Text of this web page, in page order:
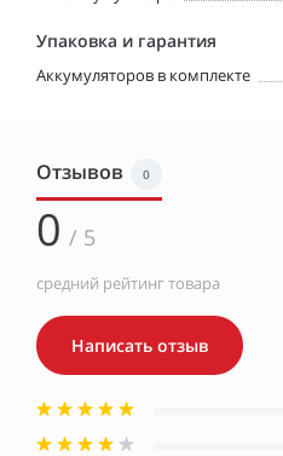
Упаковка и гарантия
Аккумуляторов в комплекте
Отзывов 0
0 / 5
средний рейтинг товара
Написать отзыв